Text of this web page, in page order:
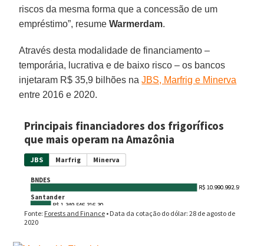
riscos da mesma forma que a concessão de um
empréstimo”, resumeWarmerdam.
Através desta modalidade de financiamento –
temporária, lucrativa e de baixo risco – os bancos
injetaram R$ 35,9 bilhões naJBS, Marfrig e Minerva
entre 2016 e 2020.